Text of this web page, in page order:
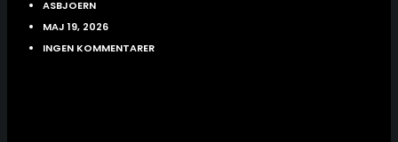
ASBJOERN
MAJ 19, 2026
INGEN KOMMENTARER